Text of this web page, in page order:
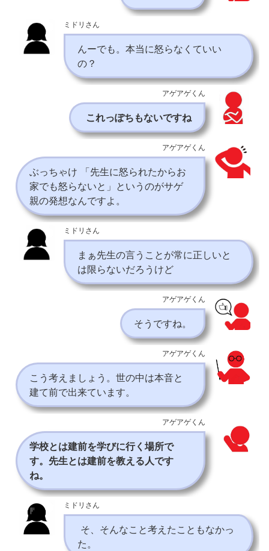
ミドリさん
んーでも。本当に怒らなくていい
の？
アゲアゲくん
これっぽちもないですね
アゲアゲくん
ぶっちゃけ 「先生に怒られたからお
家でも怒らないと」というのがサゲ
親の発想なんですよ。
ミドリさん
まぁ先生の言うことが常に正しいと
は限らないだろうけど
アゲアゲくん
そうですね。
アゲアゲくん
こう考えましょう。世の中は本音と
建て前で出来ています。
アゲアゲくん
学校とは建前を学びに行く場所で
す。先生とは建前を教える人です
ね。
ミドリさん
そ、そんなこと考えたこともなかっ
た。